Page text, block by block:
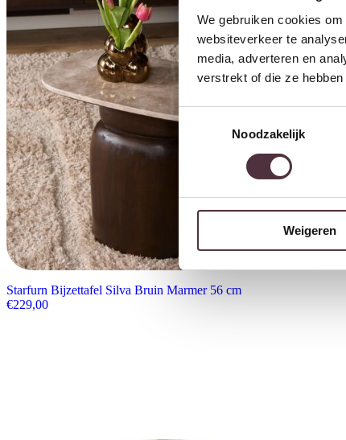
We gebruiken cookies
websiteverkeer te
media, adverteren en
verstrekt of die ze
Toestemmingsselectie
Noodzakelijk
Weigeren
Starfurn Bijzettafel Silva Bruin Marmer 56 cm
€229,00